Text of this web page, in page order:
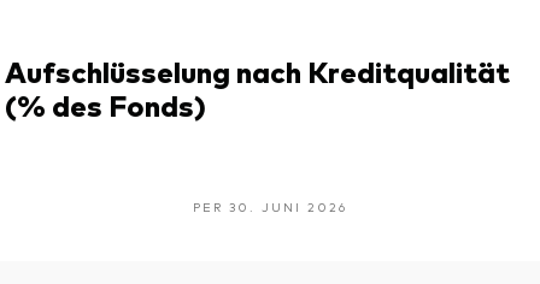
Aufschlüsselung nach Kreditqualität
(% des Fonds)
PER 30. JUNI 2026